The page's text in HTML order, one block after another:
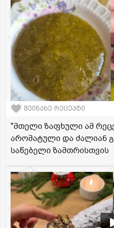
შეინახე რეცეპტი
"მთელი ზაფხული ამ
არომატული და ძალიან
საწებელი ზამთრისთვის